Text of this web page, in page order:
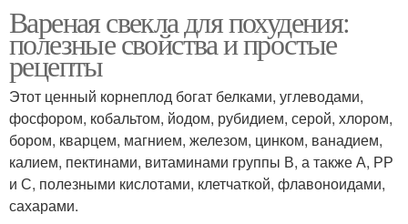
Вареная свекла для похудения:
полезные свойства и простые
рецепты
Этот ценный корнеплод богат белками, углеводами,
фосфором, кобальтом, йодом, рубидием, серой, хлором,
бором, кварцем, магнием, железом, цинком, ванадием,
калием, пектинами, витаминами группы В, а также А, РР
и С, полезными кислотами, клетчаткой, флавоноидами,
сахарами.